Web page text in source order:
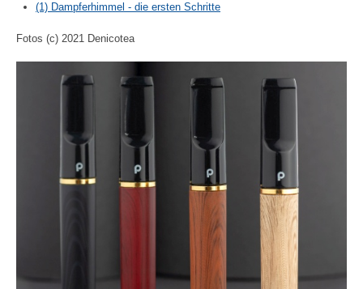
(1) Dampferhimmel - die ersten Schritte
Fotos (c) 2021 Denicotea